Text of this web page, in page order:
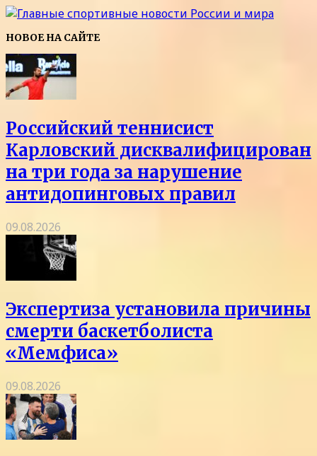
НОВОЕ НА САЙТЕ
Российский теннисист
Карловский дисквалифицирован
на три года за нарушение
антидопинговых правил
09.08.2026
Экспертиза установила причины
смерти баскетболиста
«Мемфиса»
09.08.2026